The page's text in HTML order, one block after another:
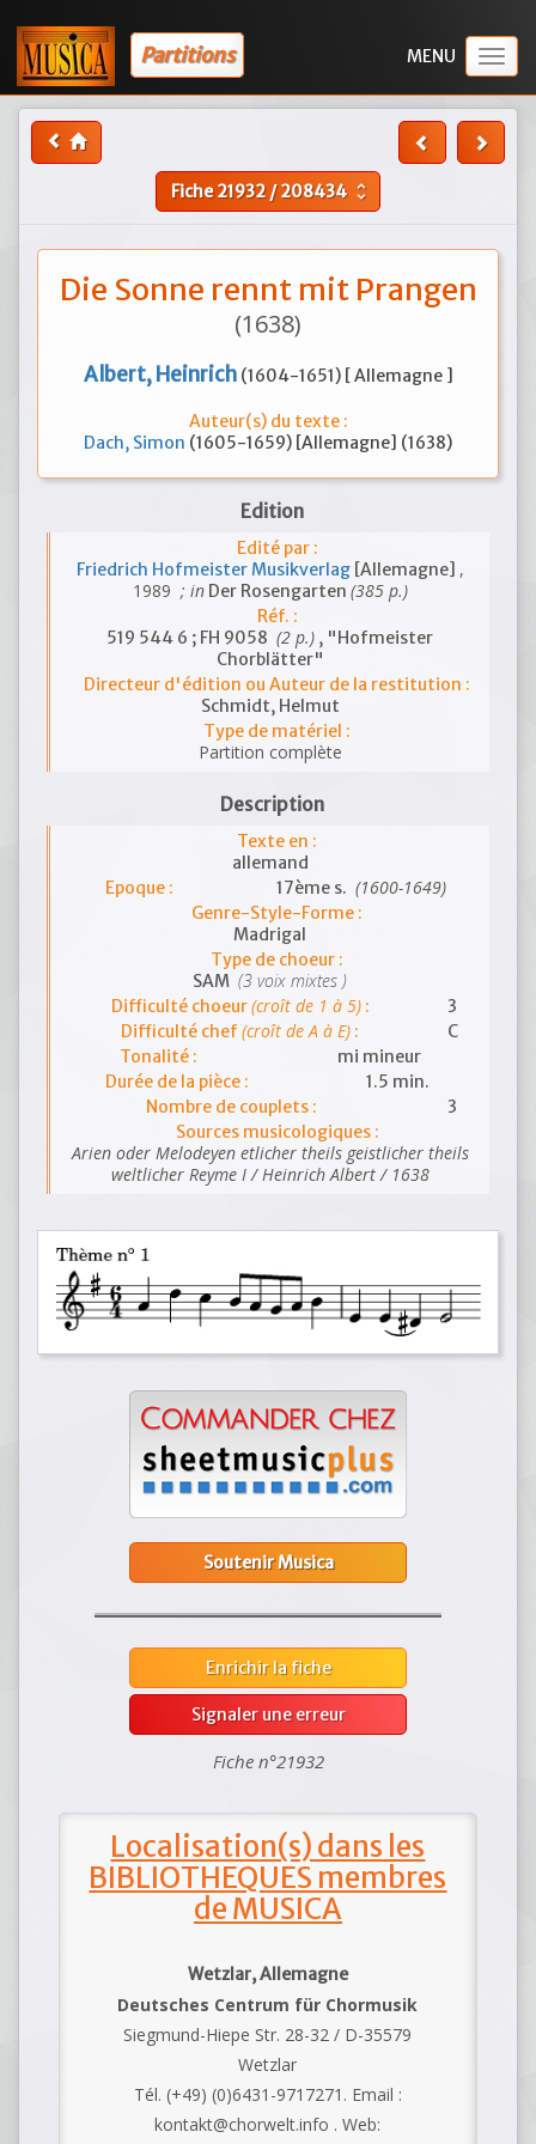
Partitions
Fiche21932/208434 unfold_more
Die Sonne rennt mit Prangen
(1638)
Albert, Heinrich (1604-1651) [ Allemagne ]
Auteur(s) du texte :
Dach, Simon (1605-1659) [Allemagne] (1638)
Edition
Edité par :
Friedrich Hofmeister Musikverlag [Allemagne] ,
1989 ; inDer Rosengarten (385 p.)
Réf. :
519 544 6 ; FH 9058 (2 p.) , "Hofmeister
Chorblätter"
Directeur d'édition ou Auteur de la restitution :
Schmidt, Helmut
Type de matériel :
Partition complète
Description
Texte en :
allemand
Epoque :
17ème s. (1600-1649)
Genre-Style-Forme :
Madrigal
Type de choeur :
SAM (3 voix mixtes )
Difficulté choeur(croît de 1 à 5):
3
Difficulté chef(croît de A à E) :
C
Tonalité :
mi mineur
Durée de la pièce :
1.5 min.
Nombre de couplets :
3
Sources musicologiques :
Arien oder Melodeyen etlicher theils geistlicher theils
weltlicher Reyme I / Heinrich Albert / 1638
Soutenir Musica
Enrichir la fiche
Signaler une erreur
Fiche n°21932
Localisation(s) dans les
BIBLIOTHEQUES membres
de MUSICA
Wetzlar, Allemagne
Deutsches Centrum für Chormusik
Siegmund-Hiepe Str. 28-32 / D-35579
Wetzlar
Tél. (+49) (0)6431-9717271. Email :
kontakt@chorwelt.info . Web: